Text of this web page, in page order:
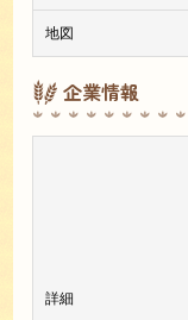
地図
企業情報
詳細